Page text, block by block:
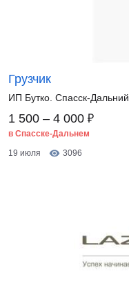
Грузчик
ИП Бутко. Спасск-Дальний
1 500 – 4 000 ₽
в Спасске-Дальнем
19 июля
3096